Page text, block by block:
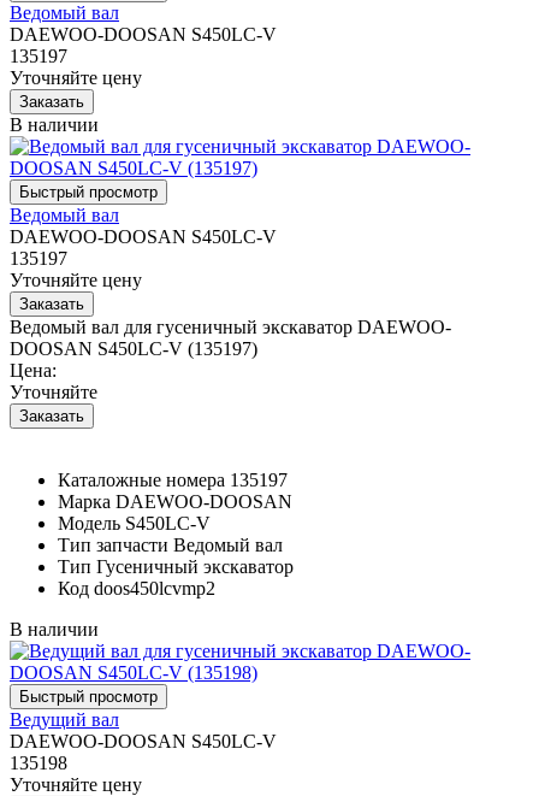
Ведомый вал
DAEWOO-DOOSAN S450LC-V
135197
Уточняйте цену
В наличии
Ведомый вал
DAEWOO-DOOSAN S450LC-V
135197
Уточняйте цену
Ведомый вал для гусеничный экскаватор DAEWOO-
DOOSAN S450LC-V (135197)
Цена:
Уточняйте
Каталожные номера 135197
Марка DAEWOO-DOOSAN
Модель S450LC-V
Тип запчасти Ведомый вал
Тип Гусеничный экскаватор
Код doos450lcvmp2
В наличии
Ведущий вал
DAEWOO-DOOSAN S450LC-V
135198
Уточняйте цену